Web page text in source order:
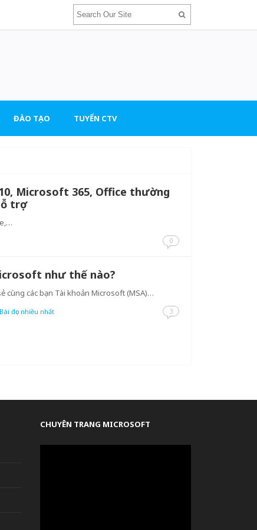
ĐÀO TẠO TUYỂN CTV
Microsoft 365, Office thường
trợ
0
như thế nào?
cùng các bạn Tài khoản Microsoft (MSA)…
Bài đọc nhiều nhất 3
CHUYÊN TRANG MICROSOFT